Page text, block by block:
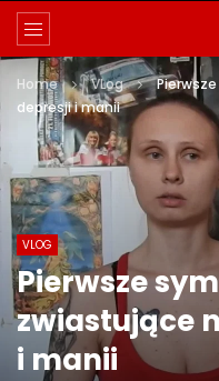
Home VLog
depresji i manii
VLOG
Pierwsze
zwiastujące
i manii